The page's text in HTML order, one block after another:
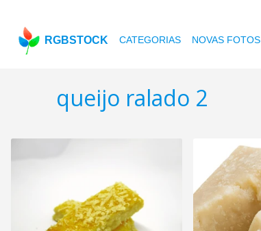
RGBSTOCK CATEGORIAS NOVAS FOTOS
queijo ralado 2